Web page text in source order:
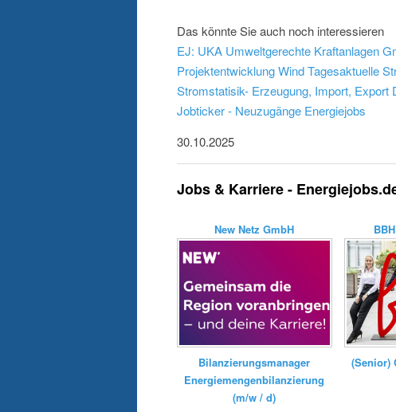
Das könnte Sie auch noch interessieren
EJ: UKA Umweltgerechte Kraftanlagen
Projektentwicklung WindTagesaktuelle
Stromstatisik- Erzeugung, Import, Export
Jobticker - Neuzugänge Energiejobs
30.10.2025
Jobs & Karriere -
New Netz GmbH
Bilanzierungsmanager
Energiemengenbilanzierung
(m/w / d)
(Senior)